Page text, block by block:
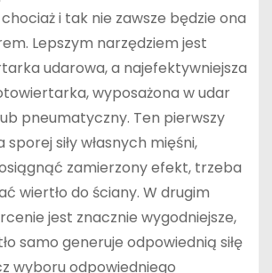
i tak nie zawsze będzie ona
Lepszym narzędziem jest
udarowa, a najefektywniejsza
wyposażona w udar
pneumatyczny. Ten pierwszy
siły własnych mięśni,
zamierzony efekt, trzeba
wiertło do ściany. W drugim
jest znacznie wygodniejsze,
samo generuje odpowiednią siłę
wyboru odpowiedniego